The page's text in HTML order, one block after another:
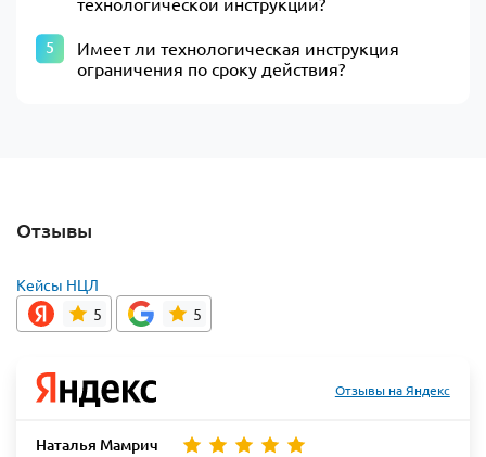
Имеет ли технологическая инструкция
ограничения по сроку действия?
Отзывы
Кейсы НЦЛ
5
5
Отзывы на Яндекс
Наталья Мамрич